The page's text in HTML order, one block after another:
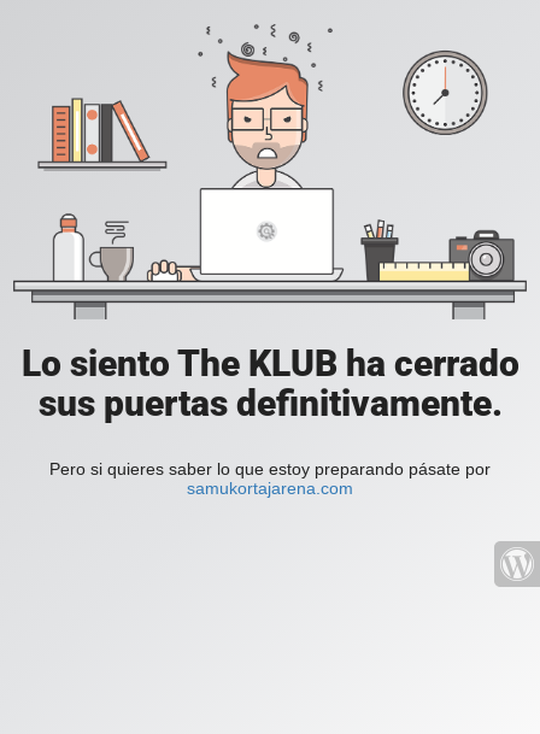
Lo siento The KLUB ha cerrado
sus puertas definitivamente.
Pero si quieres saber lo que estoy preparando pásate por
samukortajarena.com